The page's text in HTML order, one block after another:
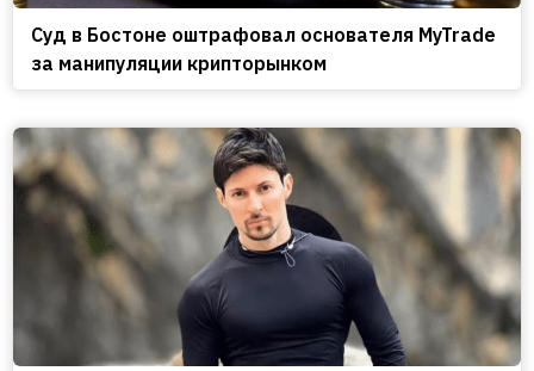
Cуд в Бостоне оштрафовал основателя MyTrade
за манипуляции крипторынком